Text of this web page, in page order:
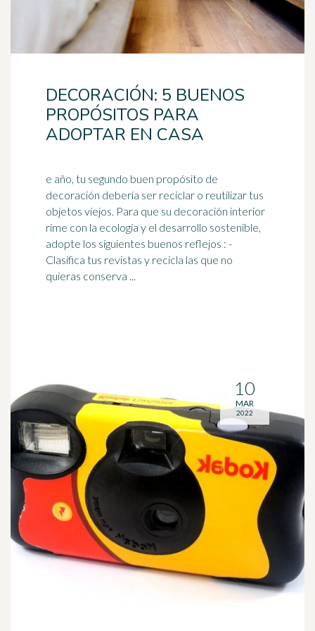
DECORACIÓN: 5 BUENOS
PROPÓSITOS PARA
ADOPTAR EN CASA
e año, tu segundo buen propósito de
decoración debería ser reciclar o reutilizar tus
objetos viejos. Para que su decoración interior
rime con la ecología y el desarrollo sostenible,
adopte los siguientes buenos reflejos : -
Clasifica tus revistas y recicla las que no
quieras conserva ...
10
MAR
2022